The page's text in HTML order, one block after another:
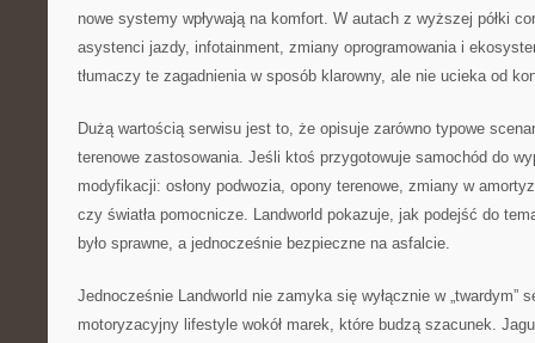
nowe systemy wpływają na komfort. W autach z wyższej półki
asystenci jazdy, infotainment, zmiany oprogramowania i
tłumaczy te zagadnienia w sposób klarowny, ale nie ucieka od
Dużą wartością serwisu jest to, że opisuje zarówno typowe
terenowe zastosowania. Jeśli ktoś przygotowuje samochód do
modyfikacji: osłony podwozia, opony terenowe, zmiany w
czy światła pomocnicze. Landworld pokazuje, jak podejść do
było sprawne, a jednocześnie bezpieczne na asfalcie.
Jednocześnie Landworld nie zamyka się wyłącznie w „twardym”
motoryzacyjny lifestyle wokół marek, które budzą szacunek.